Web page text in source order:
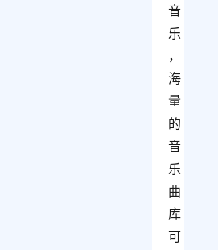
音
乐
，
海
量
的
音
乐
曲
库
可